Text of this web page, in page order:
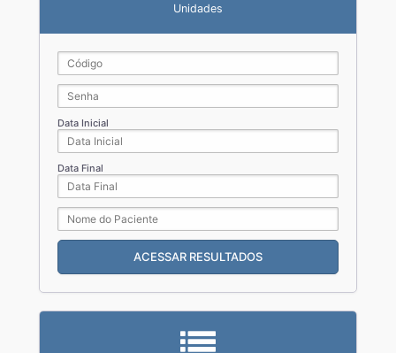
Unidades
Data Inicial
Data Final
ACESSAR RESULTADOS